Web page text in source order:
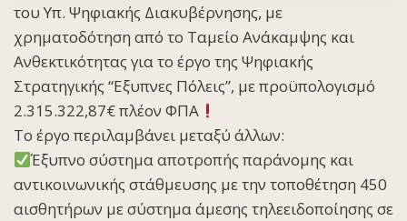
του Υπ. Ψηφιακής Διακυβέρνησης, με
χρηματοδότηση από το Ταμείο Ανάκαμψης και
Ανθεκτικότητας για το έργο της Ψηφιακής
Στρατηγικής “Εξυπνες Πόλεις”, με προϋπολογισμό
2.315.322,87€ πλέον ΦΠΑ
Το έργο περιλαμβάνει μεταξύ άλλων:
Έξυπνο σύστημα αποτροπής παράνομης και
αντικοινωνικής στάθμευσης με την τοποθέτηση 450
αισθητήρων με σύστημα άμεσης τηλεειδοποίησης σε